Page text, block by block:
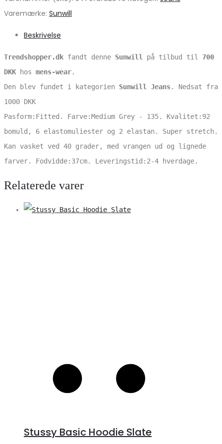
Varemærke: Sunwill
Beskrivelse
Trendshopper.dk fandt denne Sunwill på tilbud til 700
DKK hos mens-wear.
Den blev fundet i kategorien Sunwill Jeans. Nedsat fra
1000 DKK
Pasform:Fitted. Farve:Medium Grey - 135. Kvalitet:92
bomuld, 6 elastomuliester og 2 elastan. Super stretch.
Kan vasket ved 40 grader, med vrangen ud og lignede
farver. Fodvidde:37cm. Leveringstid:2-4 hverdage.
Relaterede varer
Stussy Basic Hoodie Slate